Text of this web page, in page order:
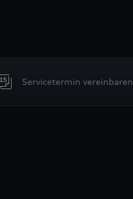
Servicetermin vereinbaren